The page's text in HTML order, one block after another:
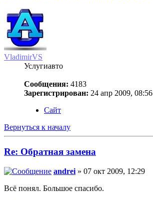
VladimirVS
Услугиавто
Сообщения: 4183
Зарегистрирован: 24 апр 2009, 08:56
Сайт
Вернуться к началу
Re: Обратная замена
andrei » 07 окт 2009, 12:29
Всё понял. Большое спасибо.